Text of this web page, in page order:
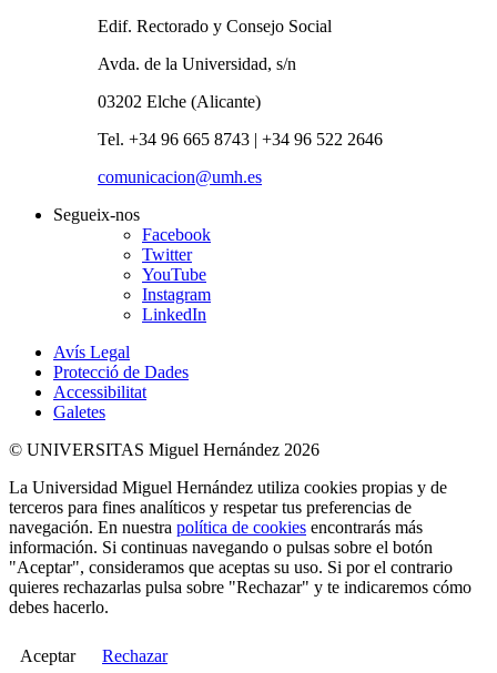
Edif. Rectorado y Consejo Social
Avda. de la Universidad, s/n
03202 Elche (Alicante)
Tel. +34 96 665 8743 | +34 96 522 2646
comunicacion@umh.es
Segueix-nos
Facebook
Twitter
YouTube
Instagram
LinkedIn
Avís Legal
Protecció de Dades
Accessibilitat
Galetes
© UNIVERSITAS Miguel Hernández 2026
La Universidad Miguel Hernández utiliza cookies propias y de
terceros para fines analíticos y respetar tus preferencias de
navegación. En nuestra política de cookies encontrarás más
información. Si continuas navegando o pulsas sobre el botón
"Aceptar", consideramos que aceptas su uso. Si por el contrario
quieres rechazarlas pulsa sobre "Rechazar" y te indicaremos cómo
debes hacerlo.
Aceptar Rechazar